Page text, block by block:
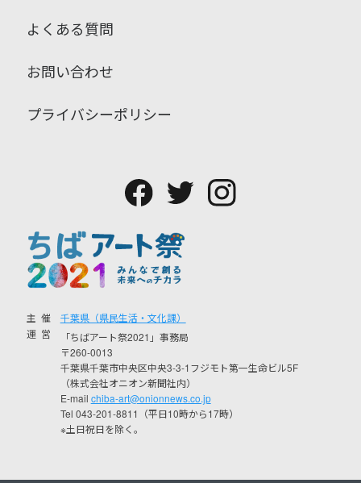
よくある質問
お問い合わせ
プライバシーポリシー
主催
千葉県（県民生活・文化課）
運営
「ちばアート祭2021」事務局
〒260-0013
千葉県千葉市中央区中央3-3-1フジモト第一生命ビル5F
（株式会社オニオン新聞社内）
E-mail chiba-art@onionnews.co.jp
Tel 043-201-8811（平日10時から17時）
※土日祝日を除く。